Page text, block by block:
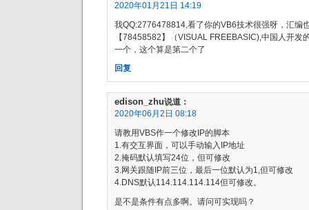
2020年01月21日 14:19
我QQ:2776478814,看了你的VB6技术很强呀，汇编
【78458582】（VISUAL FREEBASIC),中国人开发
一个，这个算是第二个了
回复
edison_zhu说道：
2020年06月2日 08:18
请教用VBS作一个修改IP的脚本
1.有交互界面，可以手动输入IP地址
2.掩码默认填写24位，但可修改
3.网关跟随IP前三位，最后一位默认为1,但可修改
4.DNS默认114.114.114.114但可修改。
是不是条件有点多啊。请问可实现吗？